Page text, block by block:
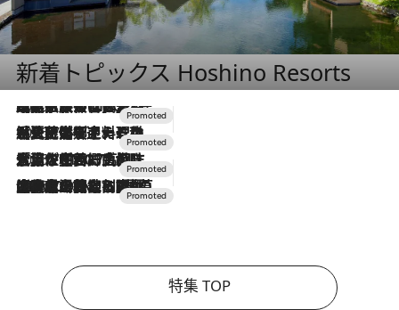
新着トピックス Hoshino Resorts
2026.7.31
【ホテル帰省】という選択肢をOMOが提案。家族とほどよい距離を保つには「昼は実家、夜は気兼ねなくホテルで！」
2026.7.24
【夏限定ディナーコース】旬を迎える稚鮎や花ズッキーニなどをイタリア・トスカーナの郷土料理の手法で満喫！
2026.7.17
「土佐和ハーブかき氷」がOMO7高知に登場！生姜、山椒、大葉など目にも舌にも涼を呼ぶ郷土の味
2026.7.10
NEW OPEN！【界 草津】名湯の地に誕生。趣の異なる2種の温泉と上州ならではの会席・蕎麦割烹など美食を味わう究極の癒やし旅
特集 TOP